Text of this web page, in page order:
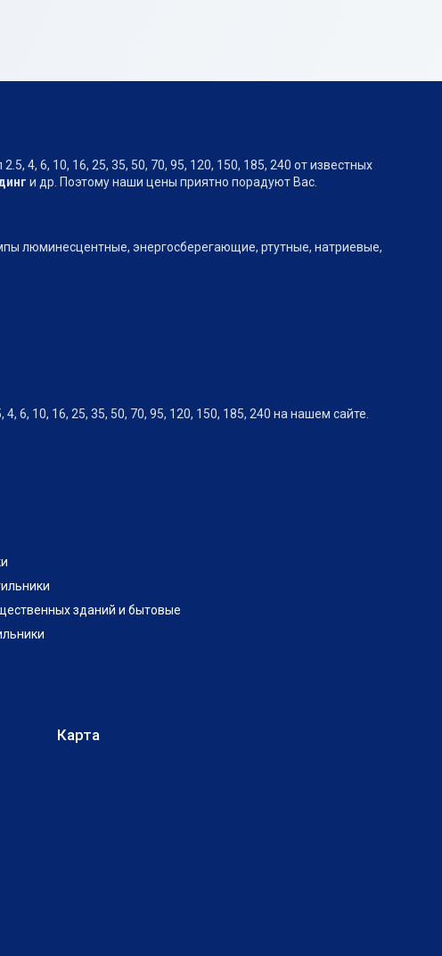
4, 6, 10, 16, 25, 35, 50, 70, 95, 120, 150, 185, 240 от известных
и др. Поэтому наши цены приятно порадуют Вас.
люминесцентные, энергосберегающие, ртутные, натриевые,
10, 16, 25, 35, 50, 70, 95, 120, 150, 185, 240 на нашем сайте.
зданий и бытовые
Карта